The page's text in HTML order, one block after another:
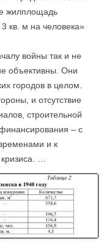
жилплощадь
кв. м на человека»
войны так и не
объективны. Они
городов в целом.
и отсутствие
строительной
– с
и к
…